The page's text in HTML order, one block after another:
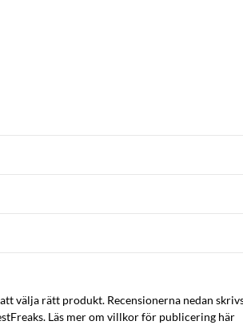
välja rätt produkt. Recensionerna nedan
Läs mer om villkor för publicering här